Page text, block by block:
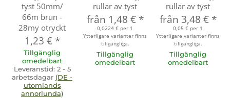
tyst 50mm/
66m brun -
28my otryckt
1,23 € *
Tillgänglig
omedelbart
Leveranstid: 2 - 5
arbetsdagar (DE -
utomlands
annorlunda)
rullar av tyst
från 1,48 € *
0,0224 € per 1
Ytterligare varianter finns
tillgängliga.
Tillgänglig
omedelbart
rullar av tyst
från 3,48 € *
0,05 € per 1
Ytterligare varianter finns
tillgängliga.
Tillgänglig
omedelbart